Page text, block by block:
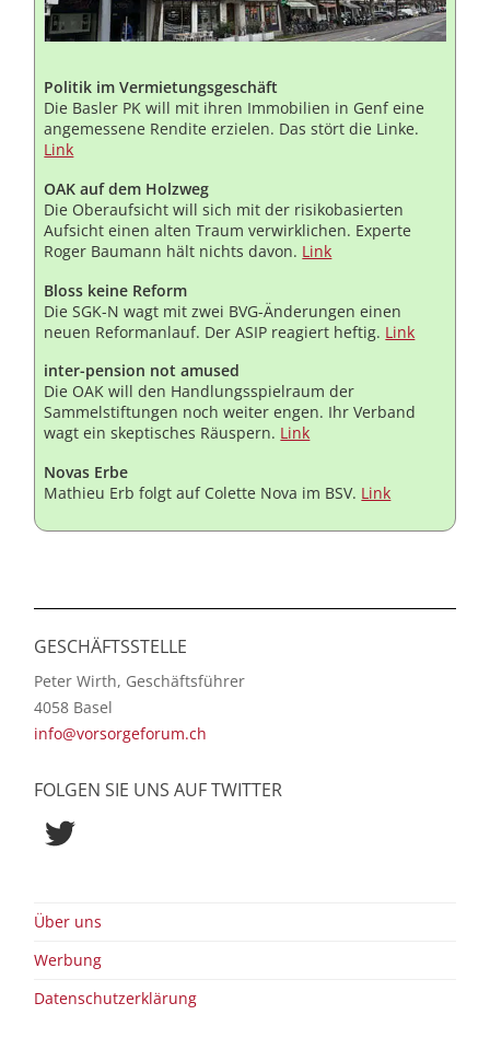
Politik im Vermietungsgeschäft
Die Basler PK will mit ihren Immobilien in Genf eine
angemessene Rendite erzielen. Das stört die Linke.
Link
OAK auf dem Holzweg
Die Oberaufsicht will sich mit der risikobasierten
Aufsicht einen alten Traum verwirklichen. Experte
Roger Baumann hält nichts davon. Link
Bloss keine Reform
Die SGK-N wagt mit zwei BVG-Änderungen einen
neuen Reformanlauf. Der ASIP reagiert heftig. Link
inter-pension not amused
Die OAK will den Handlungsspielraum der
Sammelstiftungen noch weiter engen. Ihr Verband
wagt ein skeptisches Räuspern. Link
Novas Erbe
Mathieu Erb folgt auf Colette Nova im BSV. Link
GESCHÄFTSSTELLE
Peter Wirth, Geschäftsführer
4058 Basel
info@vorsorgeforum.ch
FOLGEN SIE UNS AUF TWITTER
Über uns
Werbung
Datenschutzerklärung